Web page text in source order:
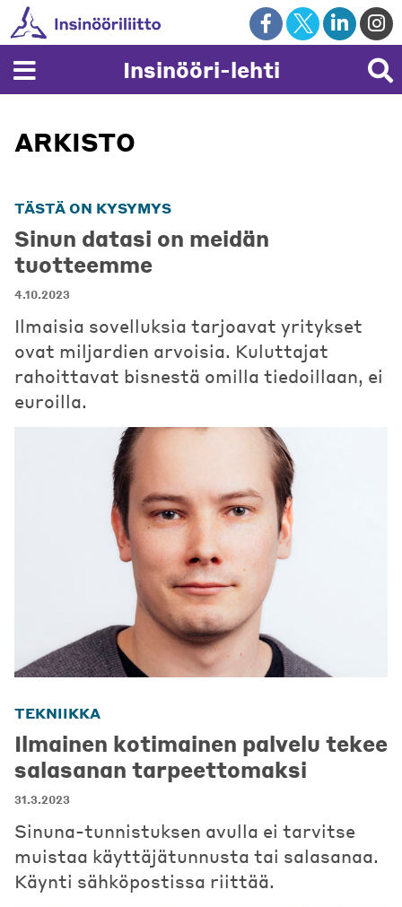
Skip
to
content
Insinööri-lehti
ARKISTO
TÄSTÄ ON KYSYMYS
Sinun datasi on meidän
tuotteemme
4.10.2023
Ilmaisia sovelluksia tarjoavat yritykset
ovat miljardien arvoisia. Kuluttajat
rahoittavat bisnestä omilla tiedoillaan, ei
euroilla.
TEKNIIKKA
Ilmainen kotimainen palvelu tekee
salasanan tarpeettomaksi
31.3.2023
Sinuna-tunnistuksen avulla ei tarvitse
muistaa käyttäjätunnusta tai salasanaa.
Käynti sähköpostissa riittää.